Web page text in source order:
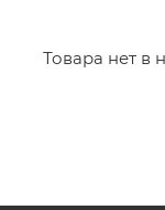
Товара нет в